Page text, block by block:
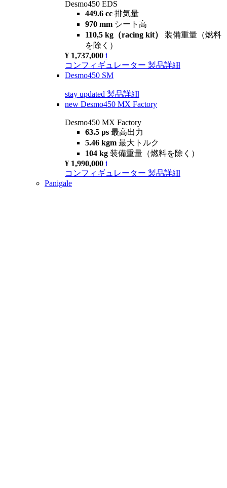
Desmo450 EDS
449.6 cc 排気量
970 mm シート高
110,5 kg（racing kit） 装備重量（燃料
を除く）
¥ 1,737,000 i
コンフィギュレーター 製品詳細
Desmo450 SM
stay updated 製品詳細
new Desmo450 MX Factory
Desmo450 MX Factory
63.5 ps 最高出力
5.46 kgm 最大トルク
104 kg 装備重量（燃料を除く）
¥ 1,990,000 i
コンフィギュレーター 製品詳細
Panigale